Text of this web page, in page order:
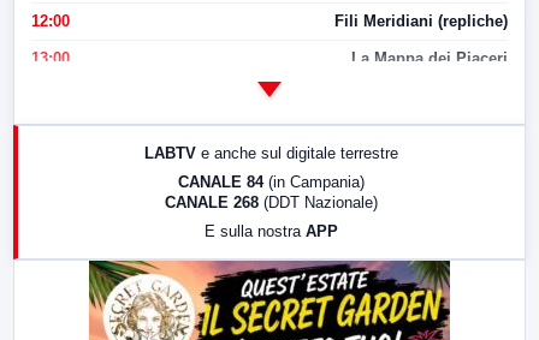
12:00 Fili Meridiani (repliche)
13:00 La Mappa dei Piaceri
LabNews (replica)
LABTV e anche sul digitale terrestre
CANALE 84 (in Campania)
CANALE 268 (DDT Nazionale)
E sulla nostra APP